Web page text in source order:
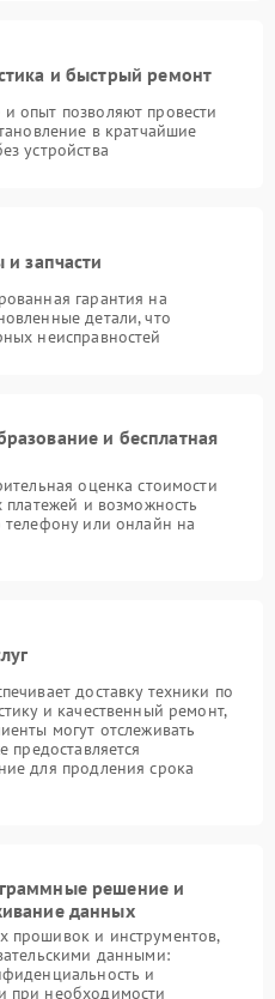
и быстрый ремонт
опыт позволяют провести
в кратчайшие
устройства
и запчасти
гарантия на
детали, что
неисправностей
и бесплатная
оценка стоимости
платежей и возможность
телефону или онлайн на
доставку техники по
и качественный ремонт,
могут отслеживать
предоставляется
для продления срока
решение и
данных
прошивок и инструментов,
данными:
и
при необходимости